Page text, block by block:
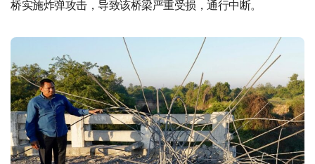
桥实施炸弹攻击，导致该桥梁严重受损，通行中断。